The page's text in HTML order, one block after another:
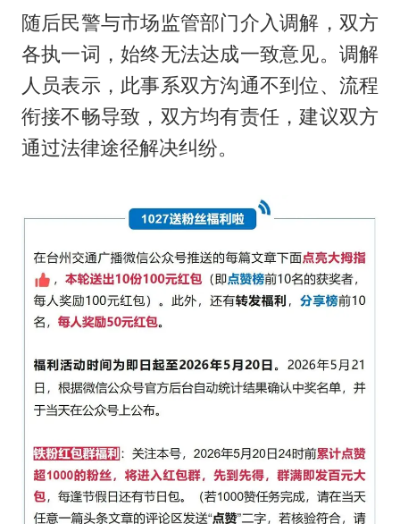
随后民警与市场监管部门介入调解，双方
各执一词，始终无法达成一致意见。调解
人员表示，此事系双方沟通不到位、流程
衔接不畅导致，双方均有责任，建议双方
通过法律途径解决纠纷。